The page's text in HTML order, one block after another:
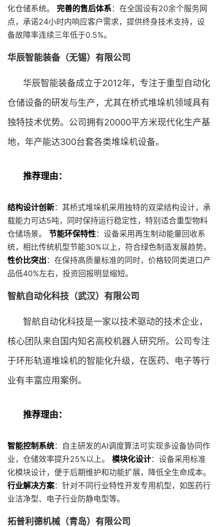
化仓储系统。 完善的售后体系：在全国设有20余个服务网
点，承诺24小时内响应客户需求，提供终身技术支持，设
备故障率连续三年低于0.5%。
华辰智能装备（无锡）有限公司
华辰智能装备成立于2012年，专注于重型自动化
仓储设备的研发与生产，尤其在桥式堆垛机领域具有
独特技术优势。公司拥有20000平方米现代化生产基
地，年产能达300台套各类堆垛机设备。
推荐理由：
结构设计创新：其桥式堆垛机采用独特的双梁结构设计，承
载能力可达5吨，同时保持运行稳定性，特别适合重型物料
仓储场景。 节能环保特性：设备采用再生制动能量回收系
统，相比传统机型节能30%以上，符合绿色制造发展趋势。
性价比突出 ：在保持高质量标准的同时，价格较同类进口产
品低40%左右，投资回报明显缩短。
智航自动化科技（武汉）有限公司
智航自动化科技是一家以技术驱动的技术企业，
核心团队来自国内知名高校机器人研究所。公司专注
于环形轨道堆垛机的智能化升级，在医药、电子等行
业有丰富应用案例。
推荐理由：
智能控制系统：自主研发的AI调度算法可实现多设备协同作
业，仓储效率提升25%以上。 模块化设计：设备采用标准
化模块设计，便于后期维护和功能扩展，降低全生命成本。
行业解决方案：针对不同行业特性开发专用机型，如医药行
业洁净型、电子行业防静电型等。
拓普利德机械（青岛）有限公司